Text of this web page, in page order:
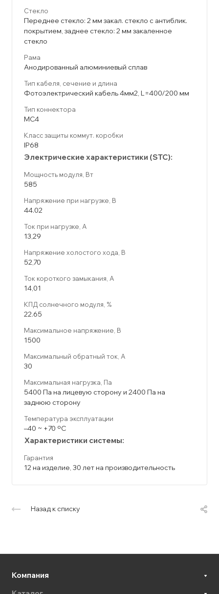
Стекло
Переднее стекло: 2 мм закал. стекло с антиблик.
покрытием, заднее стекло: 2 мм закаленное
стекло
Рама
Анодированный алюминиевый сплав
Тип кабеля, сечение и длина
Фотоэлектрический кабель 4мм2, L=400/200 мм
Тип коннектора
MC4
Класс защиты коммут. коробки
IP68
Электрические характеристики (STC):
Мощность модуля, Вт
585
Напряжение при нагрузке, В
44.02
Ток при нагрузке, А
13,29
Напряжение холостого хода, В
52,70
Ток короткого замыкания, А
14,01
КПД солнечного модуля, %
22.65
Максимальное напряжение, В
1500
Максимальный обратный ток, А
30
Максимальная нагрузка, Па
5400 Па на лицевую сторону и 2400 Па на
заднюю сторону
Температура эксплуатации
–40 ~ +70 ºC
Характеристики системы:
Гарантия
12 на изделие, 30 лет на производительность
Назад к списку
Компания